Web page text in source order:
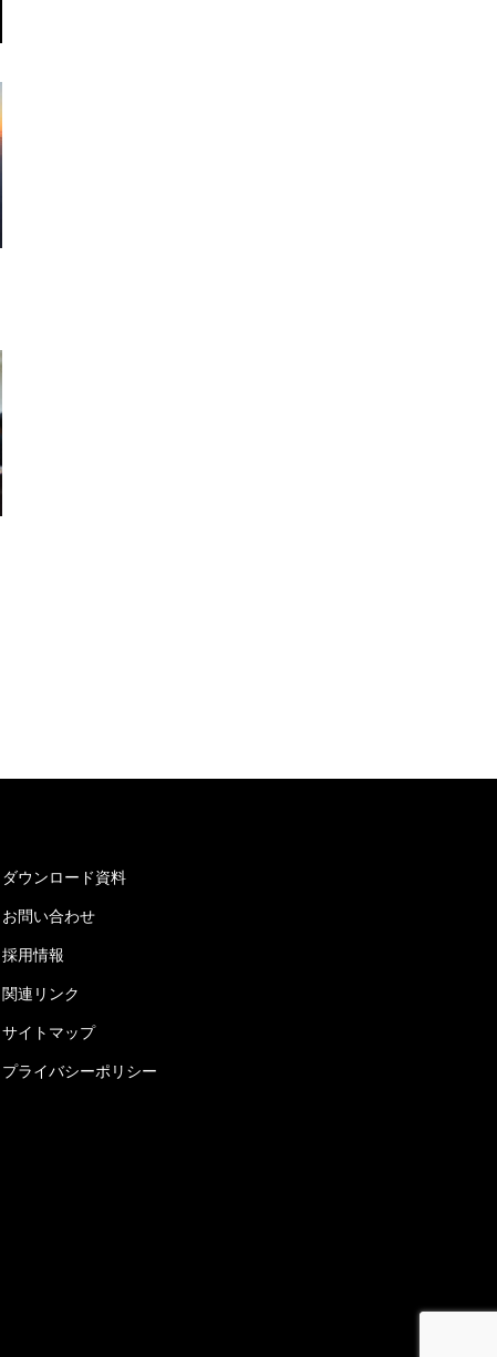
ダウンロード資料
お問い合わせ
採用情報
関連リンク
サイトマップ
プライバシーポリシー